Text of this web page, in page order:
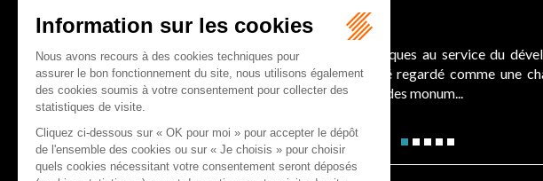
Le joug léger des monuments historiques
Pour une gestion patrimoniale des monuments historiques au service du
collectivités Le monument historique a longtemps été regardé comme une
culture du Sénat a consacré, en juillet 2026, à la gestion des monum...